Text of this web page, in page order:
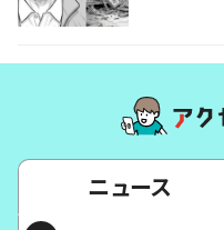
ニュース